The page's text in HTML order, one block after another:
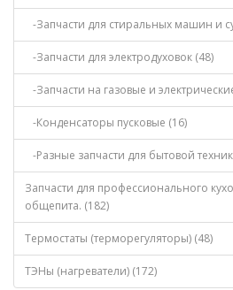
-Запчасти для стиральных машин и
-Запчасти для электродуховок (48)
-Запчасти на газовые и
-Конденсаторы пусковые (16)
-Разные запчасти для бытовой
Запчасти для профессионального
общепита. (182)
Термостаты (терморегуляторы) (48)
ТЭНы (нагреватели) (172)